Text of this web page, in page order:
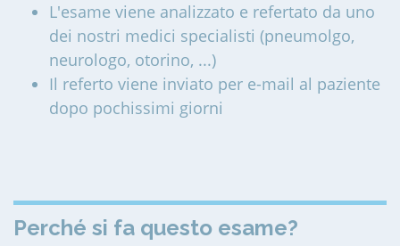
L'esame viene analizzato e refertato da uno
dei nostri medici specialisti (pneumolgo,
neurologo, otorino, ...)
Il referto viene inviato per e-mail al paziente
dopo pochissimi giorni
Perché si fa questo esame?